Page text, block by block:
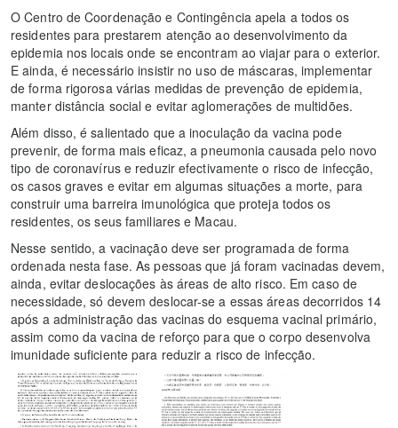
O Centro de Coordenação e Contingência apela a todos os
residentes para prestarem atenção ao desenvolvimento da
epidemia nos locais onde se encontram ao viajar para o exterior.
E ainda, é necessário insistir no uso de máscaras, implementar
de forma rigorosa várias medidas de prevenção de epidemia,
manter distância social e evitar aglomerações de multidões.
Além disso, é salientado que a inoculação da vacina pode
prevenir, de forma mais eficaz, a pneumonia causada pelo novo
tipo de coronavírus e reduzir efectivamente o risco de infecção,
os casos graves e evitar em algumas situações a morte, para
construir uma barreira imunológica que proteja todos os
residentes, os seus familiares e Macau.
Nesse sentido, a vacinação deve ser programada de forma
ordenada nesta fase. As pessoas que já foram vacinadas devem,
ainda, evitar deslocações às áreas de alto risco. Em caso de
necessidade, só devem deslocar-se a essas áreas decorridos 14
após a administração das vacinas do esquema vacinal primário,
assim como da vacina de reforço para que o corpo desenvolva
imunidade suficiente para reduzir a risco de infecção.